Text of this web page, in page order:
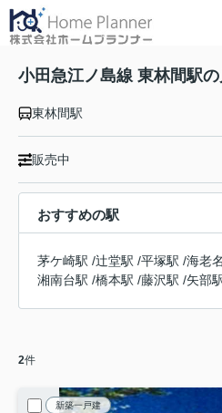
小田急江ノ島線 東林間駅
東林間駅
販売中
おすすめの駅
茅ケ崎駅 /辻堂駅 /平塚駅 /海老
湘南台駅 /橋本駅 /藤沢駅 /矢部
2件
新築一戸建